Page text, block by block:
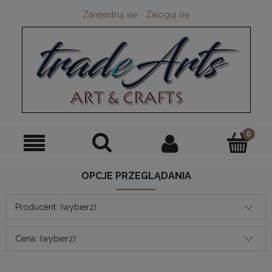
Zarejestruj się Zaloguj się
OPCJE PRZEGLĄDANIA
Producent: (wybierz)
Cena: (wybierz)